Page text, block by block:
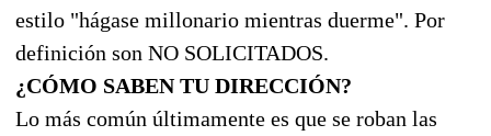
estilo "hágase millonario mientras duerme". Por
definición son NO SOLICITADOS.
¿CÓMO SABEN TU DIRECCIÓN?
Lo más común últimamente es que se roban las